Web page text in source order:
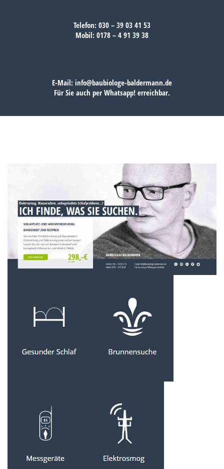
Telefon: 030 – 39 03 41 53
Mobil: 0178 – 4 91 39 38
E-Mail: info@baubiologe-baldermann.de
Für Sie auch per Whatsapp! erreichbar.